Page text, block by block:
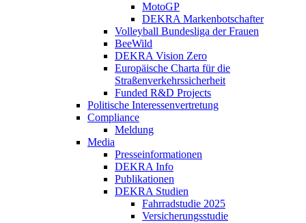
MotoGP
DEKRA Markenbotschafter
Volleyball Bundesliga der Frauen
BeeWild
DEKRA Vision Zero
Europäische Charta für die
Straßenverkehrssicherheit
Funded R&D Projects
Politische Interessenvertretung
Compliance
Meldung
Media
Presseinformationen
DEKRA Info
Publikationen
DEKRA Studien
Fahrradstudie 2025
Versicherungsstudie